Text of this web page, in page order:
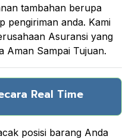
tambahan berupa
pengiriman anda. Kami
Asuransi yang
Aman Sampai Tujuan.
Real Time
posisi barang Anda